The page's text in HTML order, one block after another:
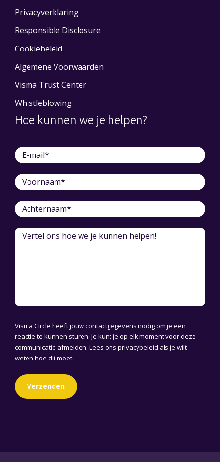
Privacyverklaring
Responsible Disclosure
Cookiebeleid
Algemene Voorwaarden
Visma Trust Center
Whistleblowing
Hoe kunnen we je helpen?
Visma Circle heeft jouw contactgegevens nodig om je een
reactie te kunnen sturen. Je kunt je op elk moment voor deze
communicatie afmelden. Lees ons privacybeleid als je wilt
weten hoe dit moet.